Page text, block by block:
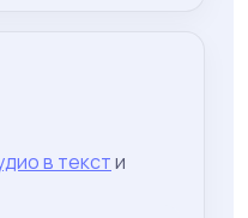
в тексти